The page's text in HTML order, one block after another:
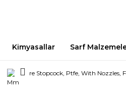
Kimyasallar Sarf